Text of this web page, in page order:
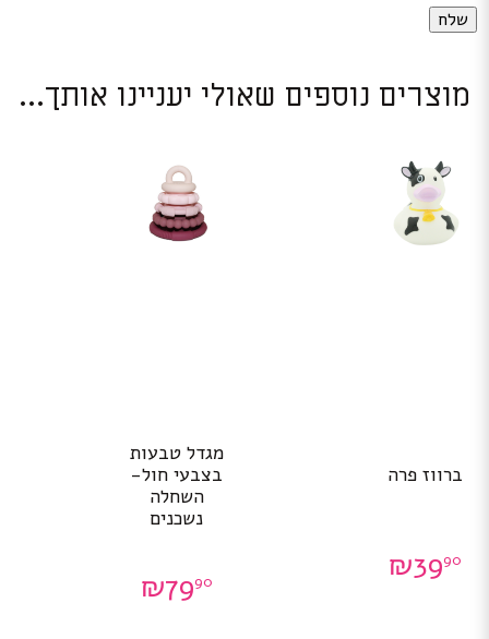
מוצרים נוספים שאולי יעניינו אותך...
ברווז פרה
₪3990
מגדל טבעות
בצבעי חול-
השחלה
נשכנים
₪7990